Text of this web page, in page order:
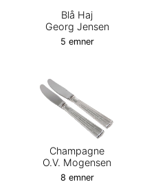
Blå Haj
Georg Jensen
5 emner
Champagne
O.V. Mogensen
8 emner